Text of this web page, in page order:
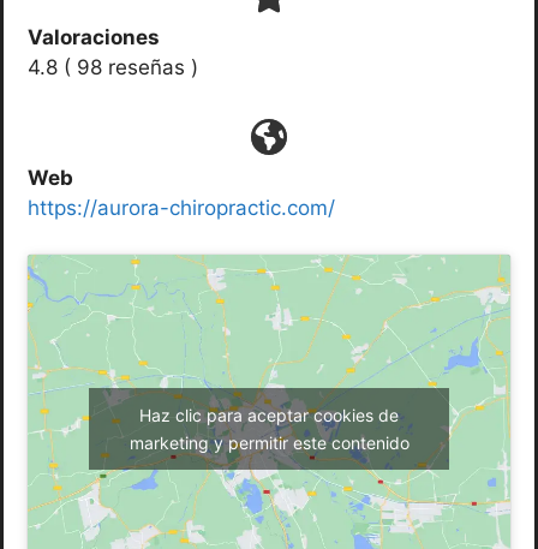
Valoraciones
4.8 ( 98 reseñas )
Web
https://aurora-chiropractic.com/
Haz clic para aceptar cookies de
marketing y permitir este contenido